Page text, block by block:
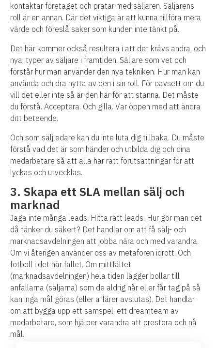
kontaktar företaget och pratar med säljaren. Säljarens
roll är en annan. Där det viktiga är att kunna tillföra mera
värde och föreslå saker som kunden inte tänkt på.
Det här kommer också resultera i att det krävs andra, och
nya, typer av säljare i framtiden. Säljare som vet och
förstår hur man använder den nya tekniken. Hur man kan
använda och dra nytta av den i sin roll. För oavsett om du
vill det eller inte så är den här för att stanna. Det måste
du förstå. Acceptera. Och gilla. Var öppen med att ändra
ditt beteende.
Och som säljledare kan du inte luta dig tillbaka. Du måste
förstå vad det är som händer och utbilda dig och dina
medarbetare så att alla har rätt förutsättningar för att
lyckas och utvecklas.
3. Skapa ett SLA mellan sälj och
marknad
Jaga inte många leads. Hitta rätt leads. Hur gör man det
då tänker du säkert? Det handlar om att få sälj- och
marknadsavdelningen att jobba nära och med varandra.
Om vi återigen använder oss av metaforen idrott. Och
fotboll i det här fallet. Om mittfältet
(marknadsavdelningen) hela tiden lägger bollar till
anfallarna (säljarna) som de aldrig når eller får tag på så
kan inga mål göras (eller affärer avslutas). Det handlar
om att bygga upp ett samspel, ett dreamteam av
medarbetare, som hjälper varandra att prestera och nå
mål.